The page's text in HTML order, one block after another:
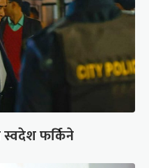
फर्किने